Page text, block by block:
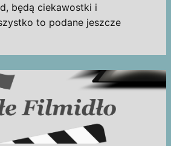
będą ciekawostki i
to podane jeszcze